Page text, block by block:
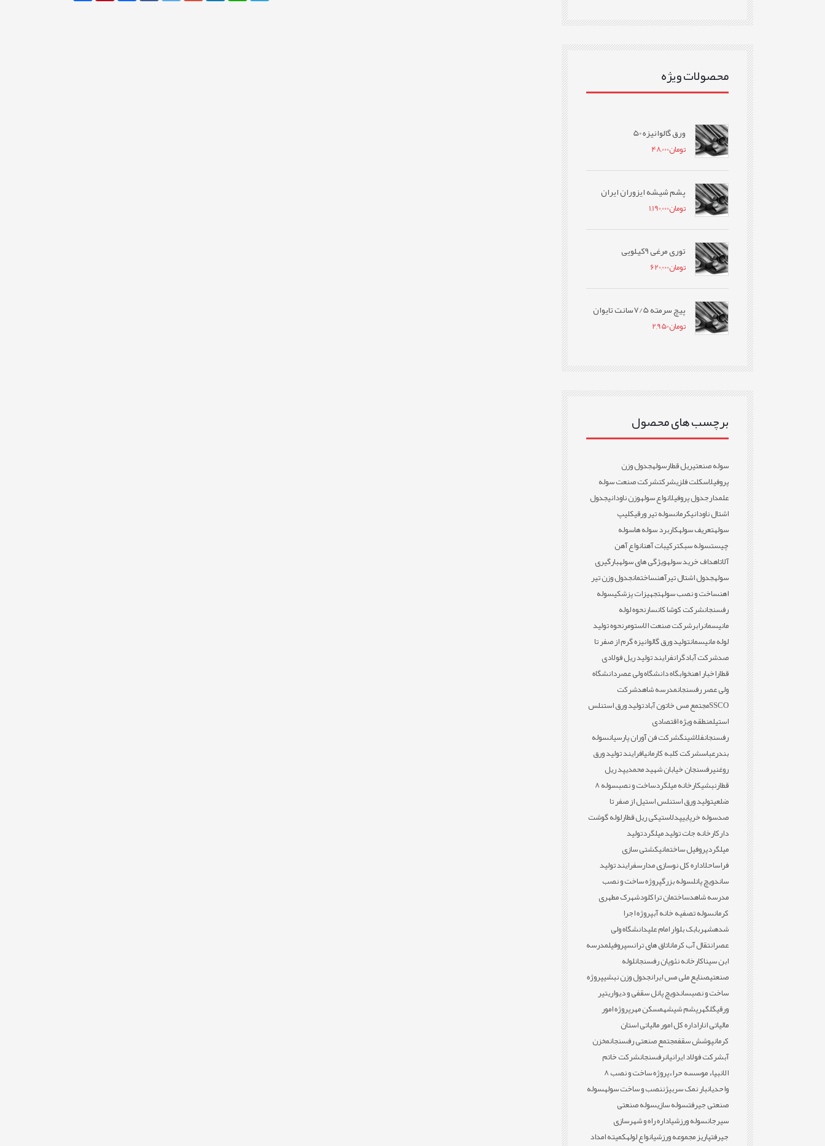
محصولات ویژه
ورق گالوانیزه 50
تومان48,000
پشم شیشه ایزوران ایران
تومان1,190,000
توری مرغی 9کیلویی
تومان620,000
پیچ سرمته 7/5سانت تایوان
تومان2,950
برچسب های محصول
سوله صنعتیریل قطارسولهجدول وزن
پروفیلاسکلت فلزیشرکتشرکت صنعت سوله
علمدارجدول پروفیلانواع سولهوزن ناودانیجدول
اشتال ناودانیکرمانسوله تیر ورقیکلیپ
سولهتعریف سولهکاربرد سوله هاسوله
چیستسوله سبکترکیبات آهنانواع آهن
آلاتاهداف خرید سولهویژگی های سولهبارگیری
سولهجدول اشتال تیرآهنساختمانجدول وزن تیر
اهنساخت و نصب سولهتجهیزات پزشکیسوله
رفسنجانشرکت کوشا کانسارنحوه لوله
مانیسمانرابرشرکت صنعت الاستومرنحوه تولید
لوله مانیسمانتولید ورق گالوانیزه گرم از صفر تا
صدشرکت آبادگرانفرایند تولید ریل فولادی
قطاراخبار اهنخوابگاه دانشگاه ولی عصردانشگاه
ولی عصر رفسنجانمدرسه شاهدشرکت
SSCOمجتمع مس خاتون آبادتولید ورق استنلس
استیلمنطقه ویژه اقتصادی
رفسنجانفلاشینگشرکت فن آوران پارسیانسوله
بندرعباسشرکت کلبه کارمانیافرایند تولید ورق
روغنیرفسنجان خیابان شهید محمدیپد ریل
قطارنبشیکارخانه میلگردساخت و نصب
سوله 8
ضلعیتولید ورق استنلس استیل از صفر تا
صدسوله خرپاییپدلاستیکی ریل قطارلوله گوشت
دارکارخانه جات تولید میلگردتولید
میلگردپروفیل ساختمانیکشتی سازی
فراساحلاداره کل نوسازی مدارسفرایند تولید
ساندویچ پانلسوله بزرگپروژه ساخت و نصب
مدرسه شاهدساختمان تراکلودشهرک مطهری
کرمانسوله تصفیه خانه آبپروژه اجرا
شدهشهربابک بلوار امام علیدانشگاه ولی
عصرانتقال آب کرماناتاق های ترانسپروفیلمدرسه
ابن سیناکارخانه نئوپان رفسنجانلوله
صنعتیصنایع ملی مس ایرانجدول وزن نبشیپروژه
ساخت و نصبساندویچ پانل سقفی و دیواریتیر
ورقیگلگهرپشم شیشهمسکن مهرپروژه امور
مالیاتی اناراداره کل امور مالیاتی استان
کرمانپوشش سقفمجتمع صنعتی رفسنجانمخزن
آبشرکت فولاد ایرانیانرفسنجانشرکت خاتم
الانبیاء موسسه حراء
پروژه ساخت و نصب 8
واحدیانبار نمک سربیژننصب و ساخت سولهسوله
صنعتی جیرفتسوله سازیسوله صنعتی
سیرجانسوله ورزشیاداره راه و شهرسازی
جیرفتپاریز مجموعه ورزشیانواع لولهکمیته امداد